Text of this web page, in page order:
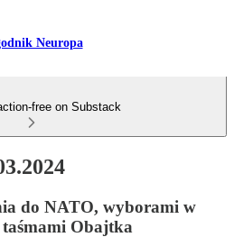
Neuropa
free on Substack
do NATO, wyborami w
Obajtka